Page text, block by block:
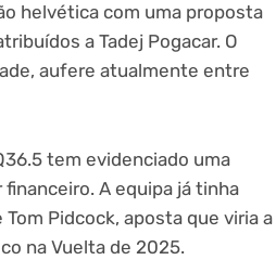
helvética com uma proposta
a Tadej Pogacar. O
aufere atualmente entre
tem evidenciado uma
A equipa já tinha
Pidcock, aposta que viria a
na Vuelta de 2025.